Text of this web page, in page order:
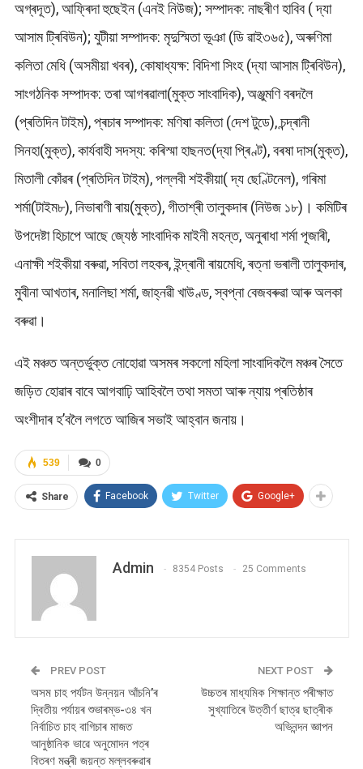
অগ্ৰদূত), আফ্ৰিদা হুছেইন (এনই নিউজ); সম্পাদক: নাছৰীণ হাবিব ( দ্যা
আসাম ট্ৰিবিউন); যুটীয়া সম্পাদক: মৃদুস্মিতা ভূঞা (ডি ৱাই৩৬৫), অৰুণিমা
কলিতা মেধি (অসমীয়া খবৰ), কোষাধ্যক্ষ: বিদিশা সিংহ (দ্যা আসাম ট্ৰিবিউন),
সাংগঠনিক সম্পাদক: তৰা আগৰৱালা(মুক্ত সাংবাদিক), অঞ্জুমণি বৰদলৈ
(প্ৰতিদিন টাইম), প্ৰচাৰ সম্পাদক: মণিষা কলিতা (দেশ টুডে), চন্দ্ৰানী
সিনহা(মুক্ত), কাৰ্যবাহী সদস্য: কৰিস্মা হাছনত(দ্যা প্ৰিণ্ট), বৰষা দাস(মুক্ত),
মিতালী কোঁৱৰ (প্ৰতিদিন টাইম), পল্লবী শইকীয়া( দ্য ছেণ্টিনেল), গৰিমা
শৰ্মা(টাইম৮), নিভাৰাণী ৰায়(মুক্ত), গীতাশ্ৰী তালুকদাৰ (নিউজ ১৮)। কমিটিৰ
উপদেষ্টা হিচাপে আছে জ্যেষ্ঠ সাংবাদিক মাইনী মহন্ত, অনুৰাধা শৰ্মা পূজাৰী,
এনাক্ষী শইকীয়া বৰুৱা, সবিতা লহকৰ, ইন্দ্ৰানী ৰায়মেধি, ৰত্না ভৰালী তালুকদাৰ,
মুবীনা আখতাৰ, মনালিছা শৰ্মা, জাহ্নৱী খাউণ্ড, স্বপ্না বেজবৰুৱা আৰু অলকা
বৰুৱা।
এই মঞ্চত অন্তৰ্ভুক্ত নোহোৱা অসমৰ সকলো মহিলা সাংবাদিকলৈ মঞ্চৰ সৈতে
জড়িত হোৱাৰ বাবে আগবাঢ়ি আহিবলৈ তথা সমতা আৰু ন্যায় প্ৰতিষ্ঠাৰ
অংশীদাৰ হ’বলৈ লগতে আজিৰ সভাই আহ্বান জনায়।
0
539
Share Facebook Twitter Google+
Admin 8354 Posts 25 Comments
PREV POST
অসম চাহ পর্যটন উন্নয়ন আঁচনি’ৰ
দ্বিতীয় পৰ্যায়ৰ শুভাৰম্ভ-৩৪ খন
নিৰ্বাচিত চাহ বাগিচাৰ মাজত
আনুষ্ঠানিক ভাৱে অনুমোদন পত্ৰ
বিতৰণ মন্ত্ৰী জয়ন্ত মল্লবৰুৱাৰ
NEXT POST
উচ্চতৰ মাধ্যমিক শিক্ষান্ত পৰীক্ষাত
সুখ্যাতিৰে উত্তীৰ্ণ ছাত্র ছাত্ৰীক
অভিনন্দন জ্ঞাপন